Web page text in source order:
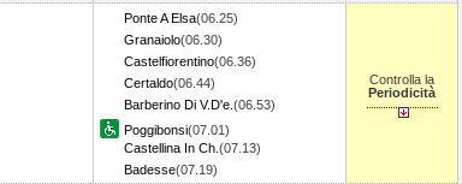
Ponte A Elsa(06.25)
Granaiolo(06.30)
Castelfiorentino(06.36)
Certaldo(06.44)
Barberino Di V.D'e. (06.53)
Poggibonsi(07.01)
Castellina In Ch. (07.13)
Badesse(07.19)
Controlla la
Periodicità